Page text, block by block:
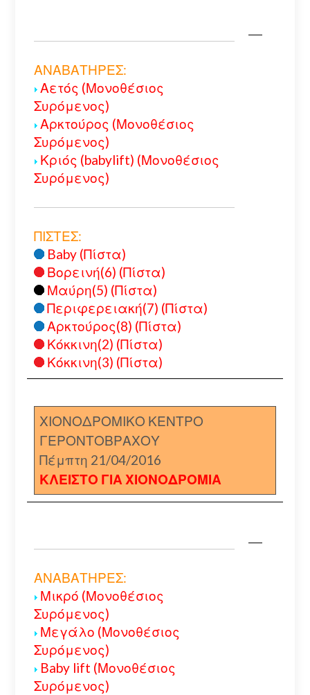
ΑΝΑΒΑΤΗΡΕΣ:
Αετός (Μονοθέσιος
Συρόμενος)
Αρκτούρος (Μονοθέσιος
Συρόμενος)
Κριός (babylift) (Μονοθέσιος
Συρόμενος)
ΠΙΣΤΕΣ:
Baby (Πίστα)
Βορεινή(6) (Πίστα)
Μαύρη(5) (Πίστα)
Περιφερειακή(7) (Πίστα)
Αρκτούρος(8) (Πίστα)
Κόκκινη(2) (Πίστα)
Κόκκινη(3) (Πίστα)
ΧΙΟΝΟΔΡΟΜΙΚΟ ΚΕΝΤΡΟ
ΓΕΡΟΝΤΟΒΡΑΧΟΥ
Πέμπτη 21/04/2016
ΚΛΕΙΣΤΟ ΓΙΑ ΧΙΟΝΟΔΡΟΜΙΑ
ΑΝΑΒΑΤΗΡΕΣ:
Μικρό (Μονοθέσιος
Συρόμενος)
Μεγάλο (Μονοθέσιος
Συρόμενος)
Baby lift (Μονοθέσιος
Συρόμενος)